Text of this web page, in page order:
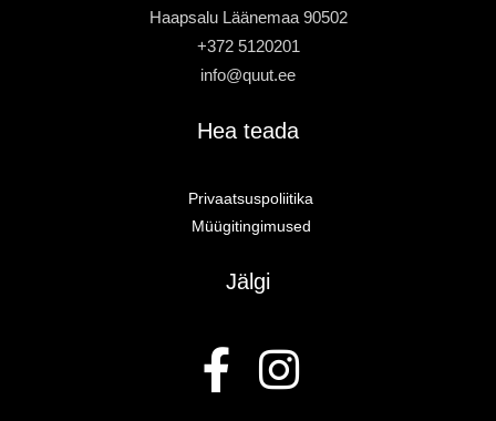
Haapsalu Läänemaa 90502
+372 5120201
info@quut.ee
Hea teada
Privaatsuspoliitika
Müügitingimused
Jälgi